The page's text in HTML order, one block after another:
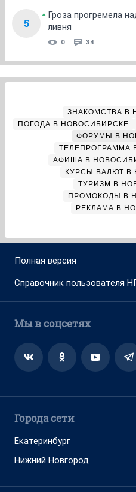
5
Гроза прогремела
ливня
0 34
ЗНАКОМСТВА В
ПОГОДА В НОВОСИБИРСКЕ
ФОРУМЫ В
ТЕЛЕПРОГРАММА
АФИША В
КУРСЫ ВАЛЮТ В
ТУРИЗМ В
ПРОМОКОДЫ В
РЕКЛАМА В
Полная версия
Справочник пользователя
Мы в соцсетях
Города сети
Екатеринбург
Нижний Новгород